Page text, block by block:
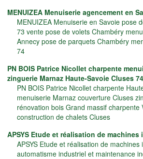
MENUIZEA Menuiserie agencement en
MENUIZEA Menuiserie en Savoie pose
73 vente pose de volets Chambéry
Annecy pose de parquets Chambéry
74
PN BOIS Patrice Nicollet charpente
zinguerie Marnaz Haute-Savoie Cluses 74
PN BOIS Patrice Nicollet charpente
menuiserie Marnaz couverture Cluses
rénovation bois Grand massif charpente
construction de chalets Cluses
APSYS Etude et réalisation de
APSYS Etude et réalisation de machines
automatisme industriel et maintenance